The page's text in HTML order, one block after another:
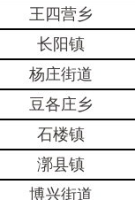
王四营乡
长阳镇
杨庄街道
豆各庄乡
石楼镇
漷县镇
博兴街道